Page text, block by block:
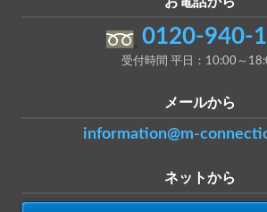
0120-940-
受付時間 平日：10:00～
メールから
information@m-
ネットから